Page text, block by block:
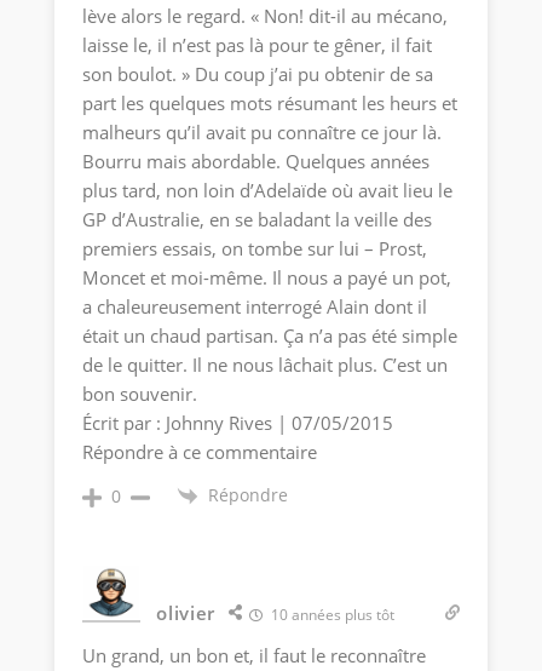
lève alors le regard. « Non! dit-il au mécano,
laisse le, il n’est pas là pour te gêner, il fait
son boulot. » Du coup j’ai pu obtenir de sa
part les quelques mots résumant les heurs et
malheurs qu’il avait pu connaître ce jour là.
Bourru mais abordable. Quelques années
plus tard, non loin d’Adelaïde où avait lieu le
GP d’Australie, en se baladant la veille des
premiers essais, on tombe sur lui – Prost,
Moncet et moi-même. Il nous a payé un pot,
a chaleureusement interrogé Alain dont il
était un chaud partisan. Ça n’a pas été simple
de le quitter. Il ne nous lâchait plus. C’est un
bon souvenir.
Écrit par : Johnny Rives | 07/05/2015
Répondre à ce commentaire
0 Répondre
olivier 10 années plus tôt
Un grand, un bon et, il faut le reconnaître